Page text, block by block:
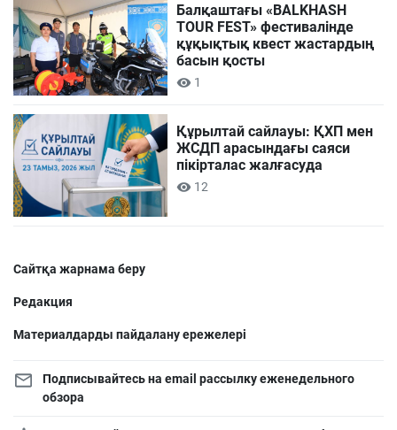
Балқаштағы «BALKHASH
TOUR FEST» фестивалінде
құқықтық квест жастардың
басын қосты
1
Құрылтай сайлауы: ҚХП мен
ЖСДП арасындағы саяси
пікірталас жалғасуда
12
Сайтқа жарнама беру
Редакция
Материалдарды пайдалану ережелері
Подписывайтесь на email рассылку еженедельного
обзора